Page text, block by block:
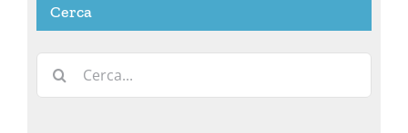
Cerca
per: